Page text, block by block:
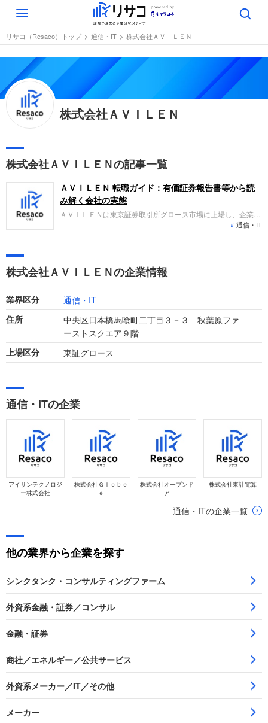
Toggle
navigation
リサコ（Resaco）トップ 通信・IT 株式会社ＡＶＩＬＥＮ
株式会社ＡＶＩＬＥＮ
株式会社ＡＶＩＬＥＮの記事一覧
ＡＶＩＬＥＮ 転職ガイド：有価証券報告書等から読
み解く会社の実態
ＡＶＩＬＥＮは東京証券取引所グロース市場に上場し、企業の
ＡＩ推進を一気通貫で支援するＡＩソリューション事業を展開
しています。独自開発の技術コアモジュールを活用したＡＩソ
けています。
通信・IT
株式会社ＡＶＩＬＥＮの企業情報
業界区分 通信・IT
住所
中央区日本橋馬喰町二丁目３－３ 秋葉原ファ
ーストスクエア９階
上場区分 東証グロース
通信・ITの企業
アイサンテクノロジ
ー株式会社
株式会社Ｇｌｏｂｅ
ｅ
株式会社オープンド
ア
株式会社東計電算
通信・ITの企業一覧
他の業界から企業を探す
シンクタンク・コンサルティングファーム
外資系金融・証券／コンサル
金融・証券
商社／エネルギー／公共サービス
外資系メーカー／IT／その他
メーカー